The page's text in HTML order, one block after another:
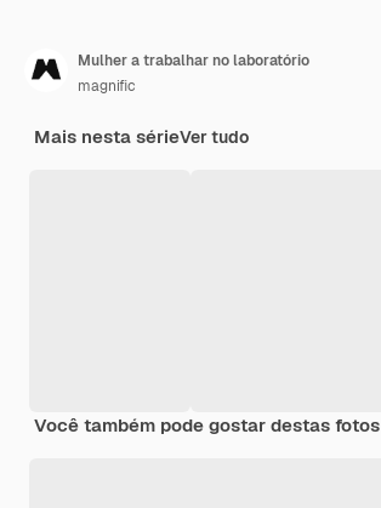
Mulher a trabalhar no laboratório
magnific
Mais nesta sérieVer tudo
Você também pode gostar destas fotos